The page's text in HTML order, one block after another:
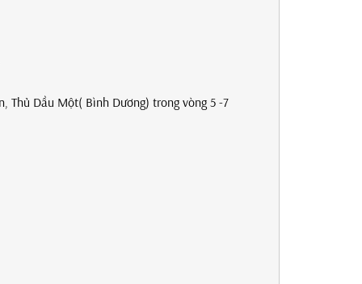
Thủ Dầu Một( Bình Dương) trong vòng 5 -7